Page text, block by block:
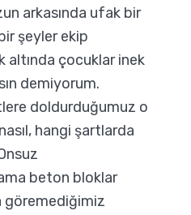
arkasında ufak bir
şeyler ekip
altında çocuklar inek
demiyorum.
doldurduğumuz o
hangi şartlarda
beton bloklar
göremediğimiz